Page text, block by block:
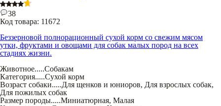
38
Код товара: 11672
Беззерновой полнорационный сухой корм со свежим мясом
утки, фруктами и овощами для собак малых пород на всех
стадиях жизни.
Животное.....Собакам
Категория.....Сухой корм
Возраст собаки.....Для щенков и юниоров, Для взрослых собак,
Для пожилых собак
Размер породы.....Миниатюрная, Малая